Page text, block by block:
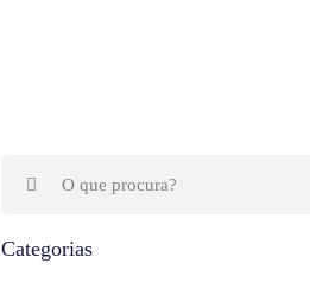
Categorias